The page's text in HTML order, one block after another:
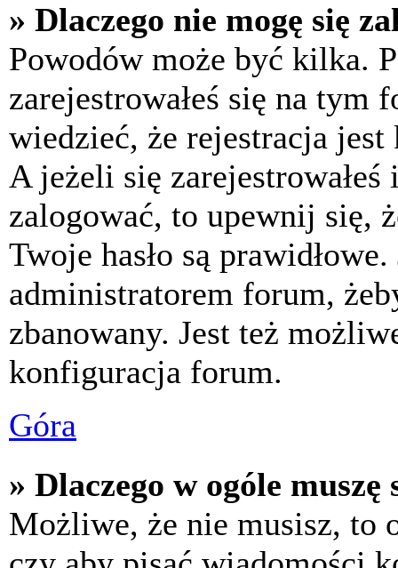
» Dlaczego nie mogę się
Powodów może być kilka.
zarejestrowałeś się na tym
wiedzieć, że rejestracja
A jeżeli się
zalogować, to upewnij się,
Twoje hasło są
administratorem forum,
zbanowany. Jest też
konfiguracja forum.
Góra
» Dlaczego w ogóle
Możliwe, że nie musisz, to